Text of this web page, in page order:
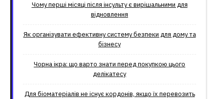
Чому перші місяці після інсульту є вирішальними для
відновлення
Як організувати ефективну систему безпеки для дому та
бізнесу
Чорна ікра: що варто знати перед покупкою цього
делікатесу
Для біоматеріалів не існує кордонів, якщо їх перевозить